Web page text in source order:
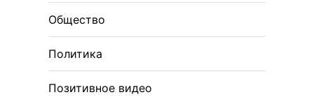
Общество
Политика
Позитивное видео